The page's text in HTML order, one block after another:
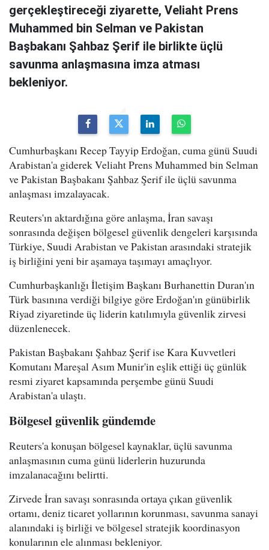
gerçekleştireceği ziyarette, Veliaht Prens
Muhammed bin Selman ve Pakistan
Başbakanı Şahbaz Şerif ile birlikte üçlü
savunma anlaşmasına imza atması
bekleniyor.
Cumhurbaşkanı Recep Tayyip Erdoğan, cuma günü Suudi
Arabistan'a giderek Veliaht Prens Muhammed bin Selman
ve Pakistan Başbakanı Şahbaz Şerif ile üçlü savunma
anlaşması imzalayacak.
Reuters'ın aktardığına göre anlaşma, İran savaşı
sonrasında değişen bölgesel güvenlik dengeleri karşısında
Türkiye, Suudi Arabistan ve Pakistan arasındaki stratejik
iş birliğini yeni bir aşamaya taşımayı amaçlıyor.
Cumhurbaşkanlığı İletişim Başkanı Burhanettin Duran'ın
Türk basınına verdiği bilgiye göre Erdoğan'ın günübirlik
Riyad ziyaretinde üç liderin katılımıyla güvenlik zirvesi
düzenlenecek.
Pakistan Başbakanı Şahbaz Şerif ise Kara Kuvvetleri
Komutanı Mareşal Asım Munir'in eşlik ettiği üç günlük
resmi ziyaret kapsamında perşembe günü Suudi
Arabistan'a ulaştı.
Bölgesel güvenlik gündemde
Reuters'a konuşan bölgesel kaynaklar, üçlü savunma
anlaşmasının cuma günü liderlerin huzurunda
imzalanacağını belirtti.
Zirvede İran savaşı sonrasında ortaya çıkan güvenlik
ortamı, deniz ticaret yollarının korunması, savunma sanayi
alanındaki iş birliği ve bölgesel stratejik koordinasyon
konularının ele alınması bekleniyor.